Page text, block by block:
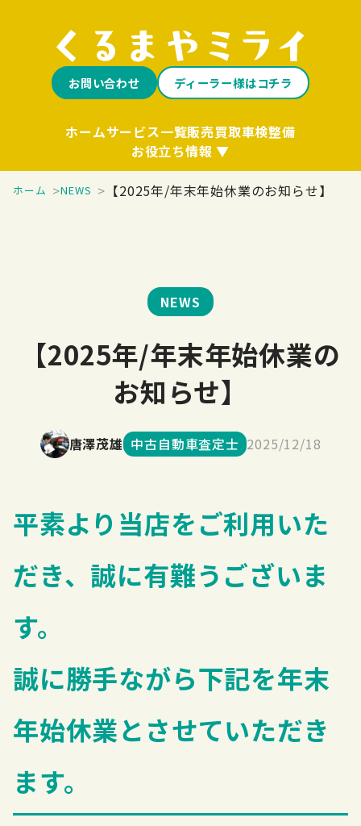
お問い合わせ ディーラー様はコチラ
ホームサービス一覧販売買取車検整備
お役立ち情報
ホーム NEWS 【2025年/年末年始休業のお知らせ】
NEWS
【2025年/年末年始休業の
お知らせ】
唐澤茂雄 中古自動車査定士 2025/12/18
平素より当店をご利用いた
だき、誠に有難うございま
す。
誠に勝手ながら下記を年末
年始休業とさせていただき
ます。